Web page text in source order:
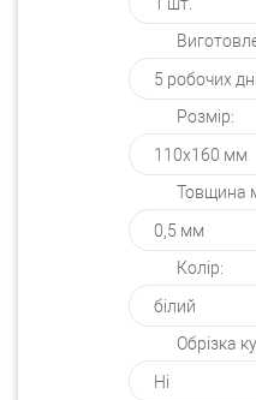
Розмір:
Товщина
Колір:
Обрізка